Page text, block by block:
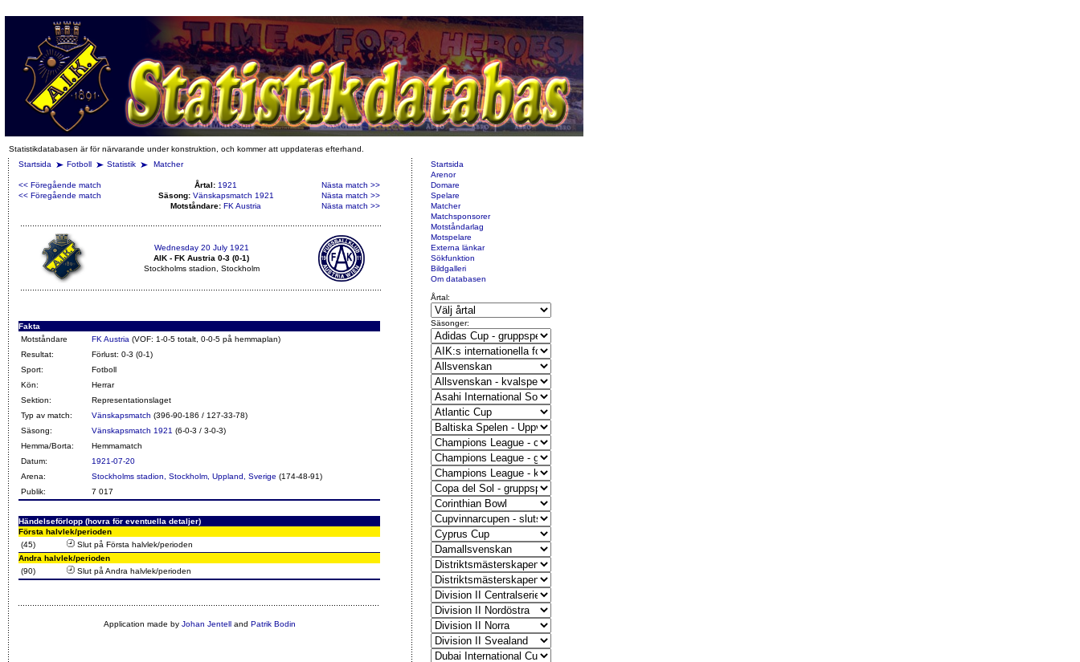
Statistikdatabasen är för närvarande under konstruktion, och kommer att uppdateras efterhand.
Startsida
Fotboll Statistik Matcher
<< Föregående match Årtal: 1921
Nästa match >>
<< Föregående match
Säsong: Vänskapsmatch 1921
Nästa match >>
Motståndare: FK Austria Nästa match >>
Wednesday 20 July 1921
AIK - FK Austria 0-3 (0-1)
Stockholms stadion, Stockholm
Fakta
Motståndare
FK Austria (VOF: 1-0-5 totalt, 0-0-5 på hemmaplan)
Resultat:
Förlust: 0-3 (0-1)
Sport:
Fotboll
Kön:
Herrar
Sektion:
Representationslaget
Typ av match:
Vänskapsmatch (396-90-186 / 127-33-78)
Säsong:
Vänskapsmatch 1921 (6-0-3 / 3-0-3)
Hemma/Borta:
Hemmamatch
Datum:
1921-07-20
Arena:
Stockholms stadion, Stockholm, Uppland, Sverige (174-48-91)
Publik:
7 017
Händelseförlopp (hovra för eventuella detaljer)
Första halvlek/perioden
(45)
Slut på Första halvlek/perioden
Andra halvlek/perioden
(90)
Slut på Andra halvlek/perioden
Application made by Johan Jentelland Patrik Bodin
Startsida
Arenor
Domare
Spelare
Matcher
Matchsponsorer
Motståndarlag
Motspelare
Externa länkar
Sökfunktion
Bildgalleri
Om databasen
Årtal:
Säsonger: